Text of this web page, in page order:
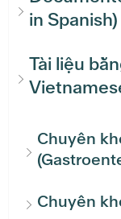
in Spanish)
Tài liệu
Chuyên
Chuyên